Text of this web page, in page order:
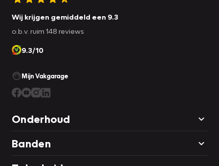
Wij krijgen gemiddeld een 9.3
o.b.v. ruim 148 reviews
9.3/10
Mijn Vakgarage
Onderhoud
Banden